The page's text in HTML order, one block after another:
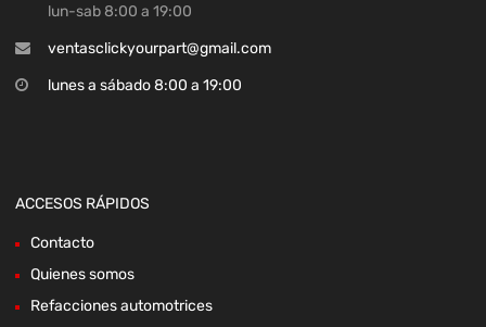
lun-sab 8:00 a 19:00
ventasclickyourpart@gmail.com
lunes a sábado 8:00 a 19:00
ACCESOS RÁPIDOS
Contacto
Quienes somos
Refacciones automotrices